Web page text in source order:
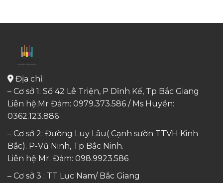
Địa chỉ:
– Cơ sở 1: Số 42 Lê Triện, P Dĩnh Kế, Tp Bắc Giang
Liên hệ:Mr Đảm: 0979.373.586 / Ms Huyền:
0362.123.886
– Cơ sở 2: Đường Luy Lâu( Cạnh sườn TTVH Kinh
Bắc). P-Vũ Ninh, Tp Bắc Ninh.
Liên hệ Mr. Đảm: 098.9923.586
– Cơ sở 3 : TT Lục Nam/ Bắc Giang